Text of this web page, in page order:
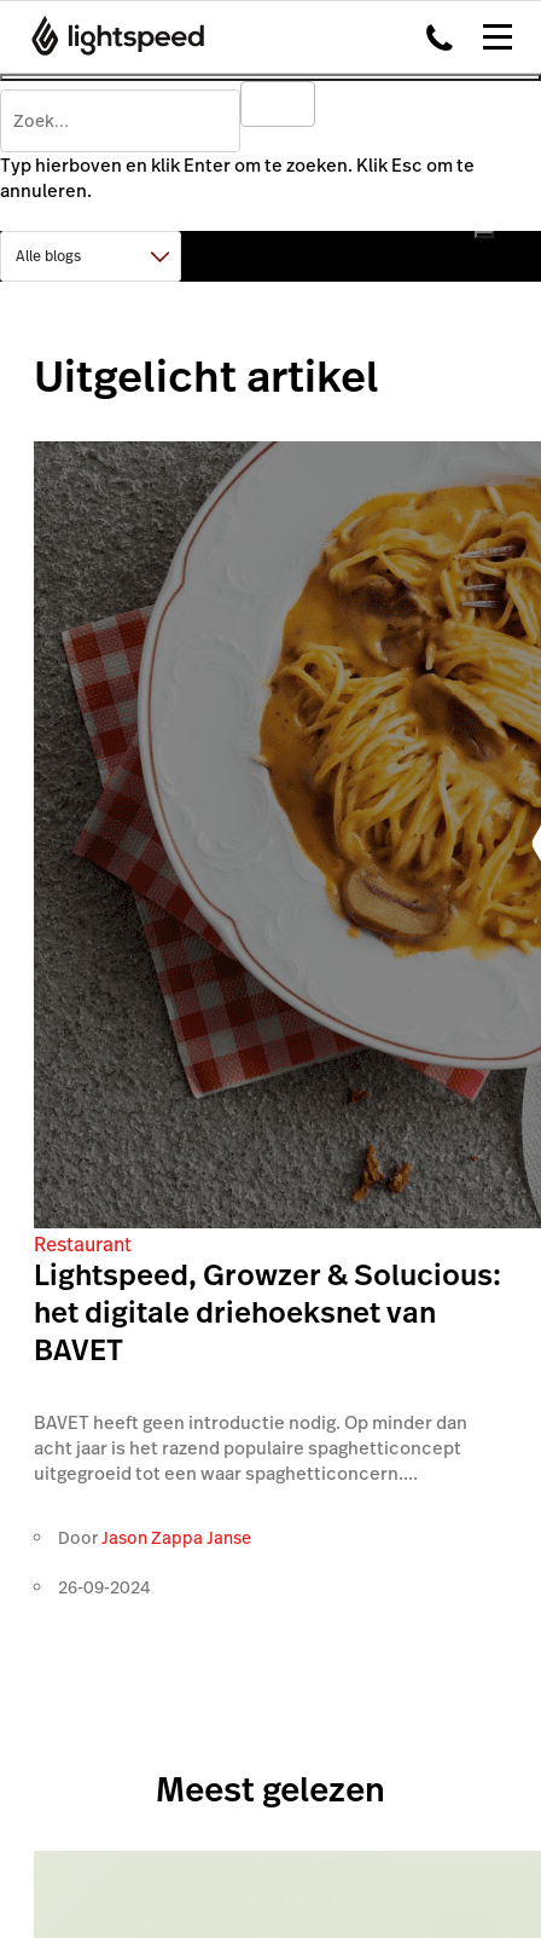
Typ hierboven en klik Enter om te zoeken. Klik Esc om te
annuleren.
Uitgelicht artikel
Restaurant
Lightspeed, Growzer & Solucious:
het digitale driehoeksnet van
BAVET
BAVET heeft geen introductie nodig. Op minder dan
acht jaar is het razend populaire spaghetticoncept
uitgegroeid tot een waar spaghetticoncern....
DoorJason Zappa Janse
26-09-2024
Meest gelezen